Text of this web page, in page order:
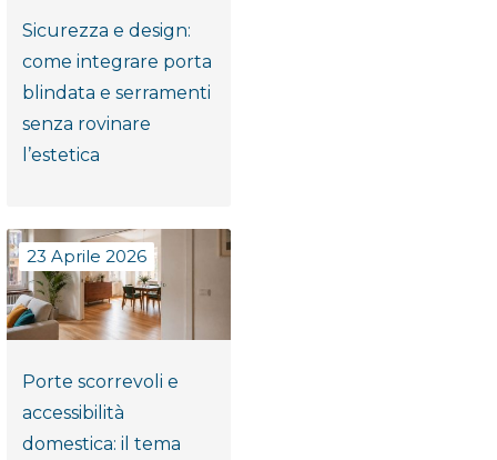
Sicurezza e design:
come integrare porta
blindata e serramenti
senza rovinare
l’estetica
23 Aprile 2026
Porte scorrevoli e
accessibilità
domestica: il tema